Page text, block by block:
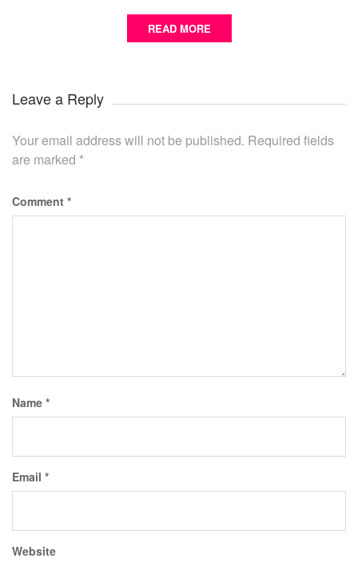
READ MORE
Leave a Reply
Your email address will not be published. Required fields
are marked *
Comment *
Name *
Email *
Website